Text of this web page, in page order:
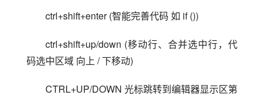
ctrl+shift+enter (智能完善代码 如 if ())
ctrl+shift+up/down (移动行、合并选中行，代
码选中区域 向上 / 下移动)
CTRL+UP/DOWN 光标跳转到编辑器显示区第